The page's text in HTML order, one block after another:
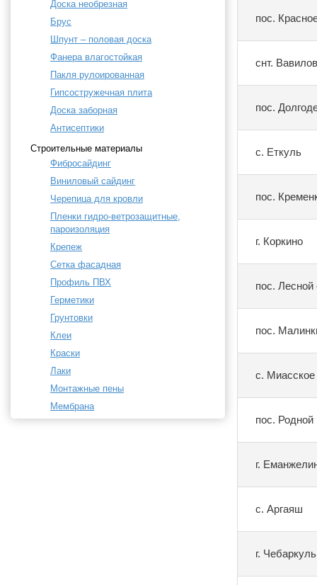
Доска необрезная
Брус
Шпунт – половая доска
Фанера влагостойкая
Пакля рулоированная
Гипсостружечная плита
Доска заборная
Антисептики
Строительные материалы
Фибросайдинг
Виниловый сайдинг
Черепица для кровли
Пленки гидро-ветрозащитные,
пароизоляция
Крепеж
Сетка фасадная
Профиль ПВХ
Герметики
Грунтовки
Клеи
Краски
Лаки
Монтажные пены
Мембрана
пос.
снт.
пос.
с. Еткуль
пос.
г. Коркино
пос. Лесной
пос.
с. Миасское
пос. Родной
г.
с. Аргаяш
г. Чебаркуль